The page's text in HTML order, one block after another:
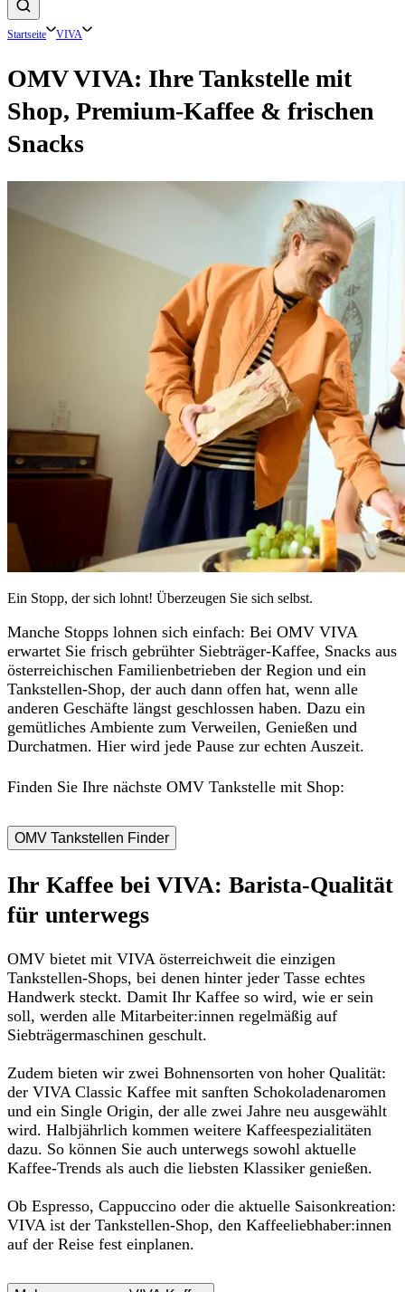
Startseite VIVA
OMV VIVA: Ihre Tankstelle mit
Shop, Premium-Kaffee & frischen
Snacks
Ein Stopp, der sich lohnt! Überzeugen Sie sich selbst.
Manche Stopps lohnen sich einfach: Bei OMV VIVA
erwartet Sie frisch gebrühter Siebträger-Kaffee, Snacks aus
österreichischen Familienbetrieben der Region und ein
Tankstellen-Shop, der auch dann offen hat, wenn alle
anderen Geschäfte längst geschlossen haben. Dazu ein
gemütliches Ambiente zum Verweilen, Genießen und
Durchatmen. Hier wird jede Pause zur echten Auszeit.
Finden Sie Ihre nächste OMV Tankstelle mit Shop:
OMV Tankstellen Finder
Ihr Kaffee bei VIVA: Barista-Qualität
für unterwegs
OMV bietet mit VIVA österreichweit die einzigen
Tankstellen-Shops, bei denen hinter jeder Tasse echtes
Handwerk steckt. Damit Ihr Kaffee so wird, wie er sein
soll, werden alle Mitarbeiter:innen regelmäßig auf
Siebträgermaschinen geschult.
Zudem bieten wir zwei Bohnensorten von hoher Qualität:
der VIVA Classic Kaffee mit sanften Schokoladenaromen
und ein Single Origin, der alle zwei Jahre neu ausgewählt
wird. Halbjährlich kommen weitere Kaffeespezialitäten
dazu. So können Sie auch unterwegs sowohl aktuelle
Kaffee-Trends als auch die liebsten Klassiker genießen.
Ob Espresso, Cappuccino oder die aktuelle Saisonkreation:
VIVA ist der Tankstellen-Shop, den Kaffeeliebhaber:innen
auf der Reise fest einplanen.